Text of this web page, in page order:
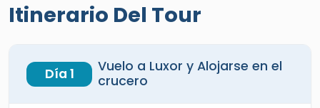
Itinerario Del Tour
Día 1
Vuelo a Luxor y Alojarse en el
crucero